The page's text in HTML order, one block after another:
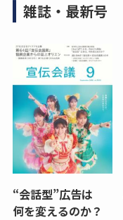
雑誌・最新号
“会話型”広告は
何を変えるのか？